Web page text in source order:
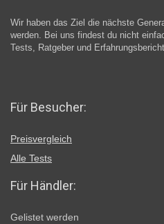
Wir haben das Ziel die nächste
werden. Bei uns findest du nicht
Tests, Ratgeber und
Für Besucher:
Preisvergleich
Alle Tests
Für Händler:
Gelistet werden